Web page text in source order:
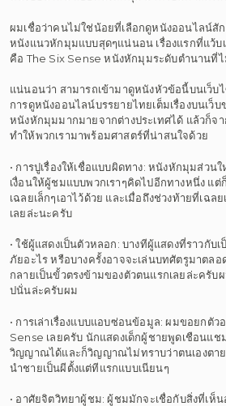
ผมเชื่อว่าคนไม่ใช่น้อยที่เลือกดูหนังออนไลน์สัก
หนังแนวหักมุมแบบสุดๆแน่นอน เรื่องแรกที่แว้บ
คือ The Six Sense หนังหักมุมระดับตำนานที่
แน่นอนว่า สามารถเข้ามาดูหนังหัวข้อนี้บนเว็บ
การดูหนังออนไลน์บรรยายไทยเต็มเรื่องบนเว็
หนังหักมุมมากมายจากต่างประเทศได้ แล้วก็จ
ทำให้พวกเรามาพร้อมศาสตร์ที่น่าสนใจด้วย
• การปูเรื่องให้เชื่อแบบผิดทาง: หนังหักมุมส่วน
เงื่อนให้ผู้ชมแบบพวกเราๆคิดไปอีกทางหนึ่ง แ
เฉลยเล็กๆเอาไว้ด้วย และเมื่อถึงช่วงท้ายที่เฉล
เลยล่ะนะครับ
• ใช้ผู้แสดงเป็นตัวหลอก: บางทีผู้แสดงที่ราวกับ
ภัยอะไร หรือบางครั้งอาจจะเล่นบทศัตรูมาตลอ
กลายเป็นขั้วตรงข้ามของตัวตนแรกเลยล่ะครับ
ปนั่นล่ะครับผม
• การเล่าเรื่องแบบแอบซ่อนข้อมูล: ผมขอยกตัว
Sense เลยครับ นักแสดงเด็กผู้ชายพูดเชือนแช
วิญญาณได้และก็วิญญาณไม่ทราบว่าตนเองตาย
นำชายเป็นผีตั้งแต่ทีแรกแบบเนียนๆ
• อาศัยจิตวิทยาผู้ชม: ผู้ชมมักจะเชื่อกับสิ่งที่เห็